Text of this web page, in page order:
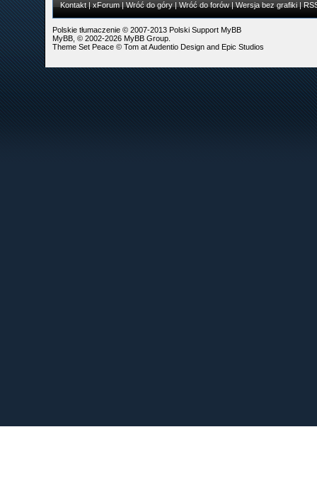
Kontakt| xForum| Wróć do góry| Wróć do forów| Wersja bez grafiki|
Polskie tłumaczenie © 2007-2013 Polski Support MyBB
MyBB, © 2002-2026 MyBB Group.
Theme Set Peace © TomatAudentio Designand Epic Studios